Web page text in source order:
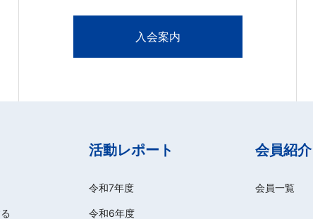
入会案内
活動レポート
令和7年度
令和6年度
会員紹介
会員一覧